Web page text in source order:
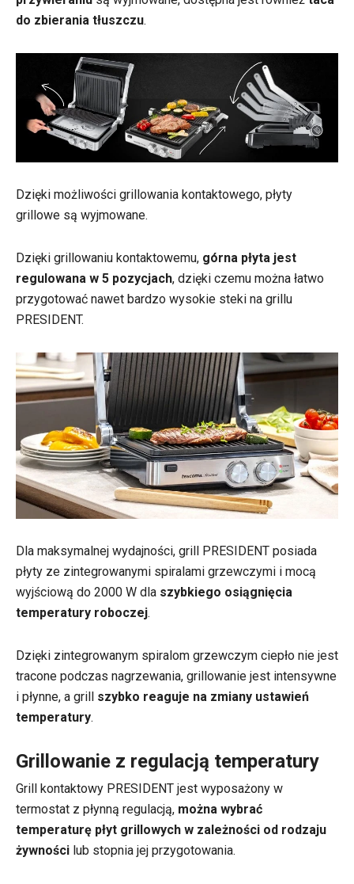
do zbierania tłuszczu.
Dzięki możliwości grillowania kontaktowego, płyty
grillowe są wyjmowane.
Dzięki grillowaniu kontaktowemu, górna płyta jest
regulowana w 5 pozycjach, dzięki czemu można łatwo
przygotować nawet bardzo wysokie steki na grillu
PRESIDENT.
Dla maksymalnej wydajności, grill PRESIDENT posiada
płyty ze zintegrowanymi spiralami grzewczymi i mocą
wyjściową do 2000 W dla szybkiego osiągnięcia
temperatury roboczej.
Dzięki zintegrowanym spiralom grzewczym ciepło nie jest
tracone podczas nagrzewania, grillowanie jest intensywne
i płynne, a grill szybko reaguje na zmiany ustawień
temperatury.
Grillowanie z regulacją temperatury
Grill kontaktowy PRESIDENT jest wyposażony w
termostat z płynną regulacją, można wybrać
temperaturę płyt grillowych w zależności od rodzaju
żywności lub stopnia jej przygotowania.